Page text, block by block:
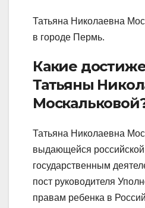
Татьяна Николаевна
в городе Пермь.
Какие
Татьяны
Татьяна Николаевна
выдающейся
государственным
пост руководителя
правам ребенка в